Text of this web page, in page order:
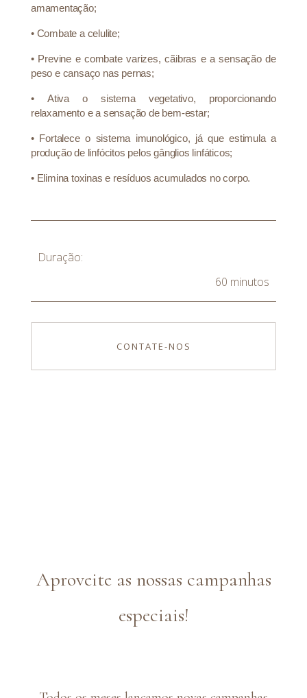
amamentação;
• Combate a celulite;
• Previne e combate varizes, cãibras e a sensação de
peso e cansaço nas pernas;
• Ativa o sistema vegetativo, proporcionando
relaxamento e a sensação de bem-estar;
• Fortalece o sistema imunológico, já que estimula a
produção de linfócitos pelos gânglios linfáticos;
• Elimina toxinas e resíduos acumulados no corpo.
Duração:
60 minutos
CONTATE-NOS
Aproveite as nossas campanhas
especiais!